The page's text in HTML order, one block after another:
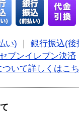
い)
銀行振込(後
セブンイレブン決済
ついて詳しくはこ